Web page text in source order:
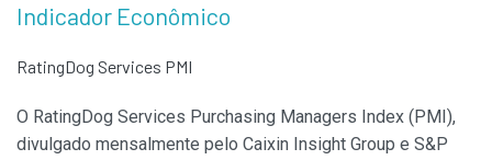
Indicador Econômico
RatingDog Services PMI
O RatingDog Services Purchasing Managers Index (PMI),
divulgado mensalmente pelo Caixin Insight Group e S&P